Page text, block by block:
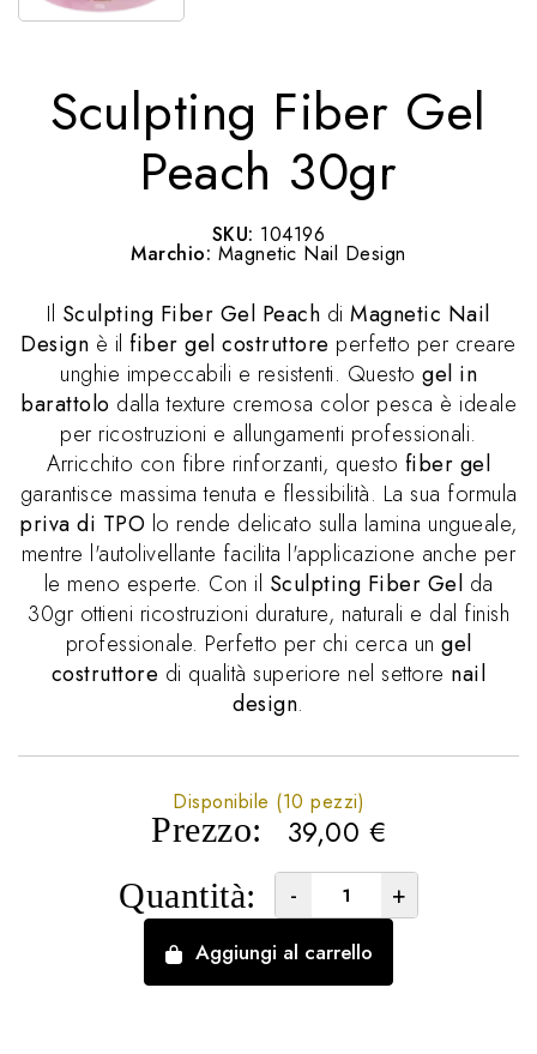
Sculpting Fiber Gel
Peach 30gr
SKU: 104196
Marchio: Magnetic Nail Design
Il Sculpting Fiber Gel Peach diMagnetic Nail
Design è ilfiber gel costruttore perfetto per creare
unghie impeccabili e resistenti. Questo gel in
barattolo dalla texture cremosa color pesca è ideale
per ricostruzioni e allungamenti professionali.
Arricchito con fibre rinforzanti, questo fiber gel
garantisce massima tenuta e flessibilità. La sua formula
priva di TPO lo rende delicato sulla lamina ungueale,
mentre l'autolivellante facilita l'applicazione anche per
le meno esperte. Con il Sculpting Fiber Gel da
30gr ottieni ricostruzioni durature, naturali e dal finish
professionale. Perfetto per chi cerca un gel
costruttore di qualità superiore nel settore nail
design.
Prezzo: 39,00 €
Disponibile (10 pezzi)
Quantità: - +
Aggiungi al carrello